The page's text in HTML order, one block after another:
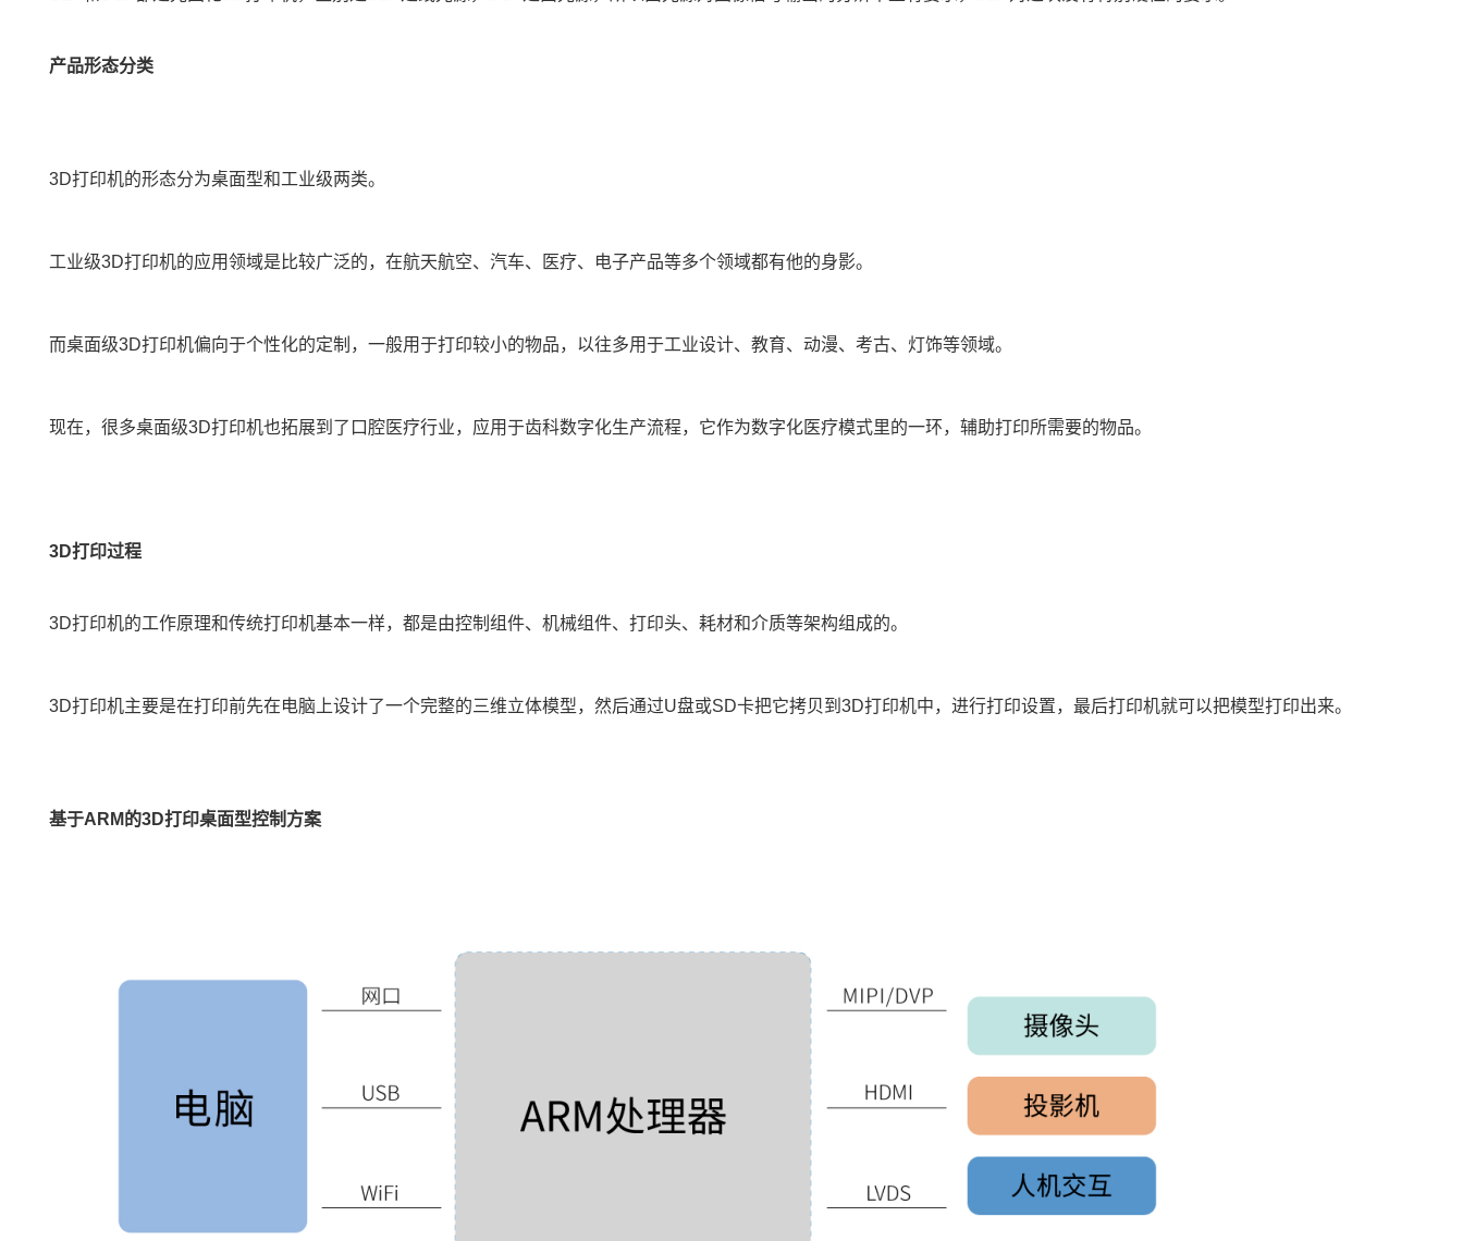
产品形态分类
3D打印机的形态分为桌面型和工业级两类。
工业级3D打印机的应用领域是比较广泛的，在航天航空、汽车、医疗、电子产品等多个领域都有他的身影。
而桌面级3D打印机偏向于个性化的定制，一般用于打印较小的物品，以往多用于工业设计、教育、动漫、考古、灯饰等领域。
现在，很多桌面级3D打印机也拓展到了口腔医疗行业，应用于齿科数字化生产流程，它作为数字化医疗模式里的一环，辅助打印所需要的物品。
3D打印过程
3D打印机的工作原理和传统打印机基本一样，都是由控制组件、机械组件、打印头、耗材和介质等架构组成的。
3D打印机主要是在打印前先在电脑上设计了一个完整的三维立体模型，然后通过U盘或SD卡把它拷贝到3D打印机中，进行打印设置，最后打印机就可以把模型打印出来。
基于ARM的3D打印桌面型控制 方案